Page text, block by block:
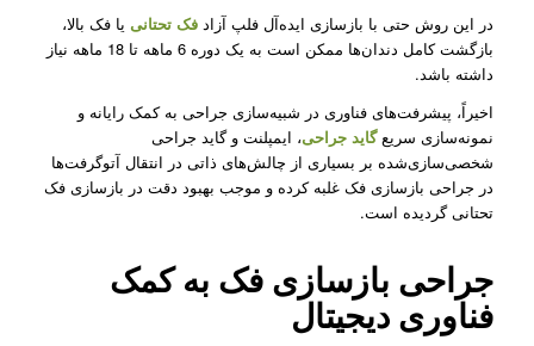
در این روش حتی با بازسازی ایده‌آل فلپ آزاد فک تحتانییا فک بالا،
بازگشت کامل دندان‌ها ممکن است به یک دوره 6 ماهه تا 18 ماهه نیاز
داشته باشد.
اخیراً، پیشرفت‌های فناوری در شبیه‌سازی جراحی به کمک رایانه و
نمونه‌سازی سریعگاید جراحی، ایمپلنت‌ و گاید جراحی‌
شخصی‌سازی‌شده بر بسیاری از چالش‌های ذاتی در انتقال آتوگرفت‌ها
در جراحی بازسازی فک غلبه کرده و موجب بهبود دقت در بازسازی فک
تحتانی گردیده است.
جراحی بازسازی فک به کمک
فناوری دیجیتال